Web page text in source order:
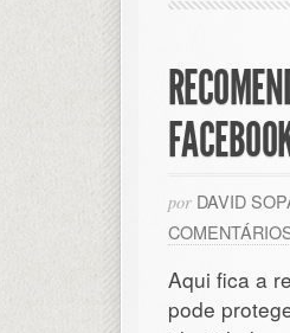
por DAVID
Aqui fica a
pode